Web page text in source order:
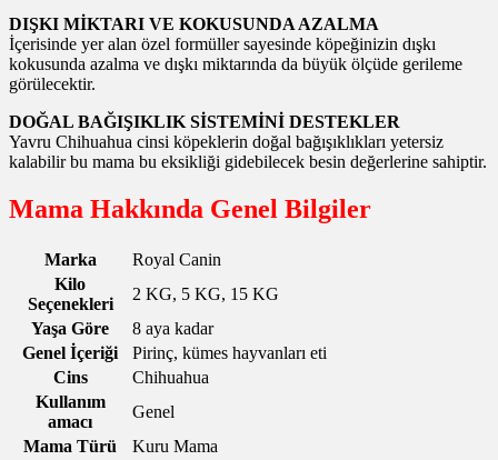
DIŞKI MİKTARI VE KOKUSUNDA AZALMA
İçerisinde yer alan özel formüller sayesinde köpeğinizin dışkı
kokusunda azalma ve dışkı miktarında da büyük ölçüde gerileme
görülecektir.
DOĞAL BAĞIŞIKLIK SİSTEMİNİ DESTEKLER
Yavru Chihuahua cinsi köpeklerin doğal bağışıklıkları yetersiz
kalabilir bu mama bu eksikliği gidebilecek besin değerlerine sahiptir.
Mama Hakkında Genel Bilgiler
Marka
Royal Canin
Kilo
Seçenekleri
2 KG, 5 KG, 15 KG
Yaşa Göre
8 aya kadar
Genel İçeriği
Pirinç, kümes hayvanları eti
Cins
Chihuahua
Kullanım
amacı
Genel
Mama Türü
Kuru Mama